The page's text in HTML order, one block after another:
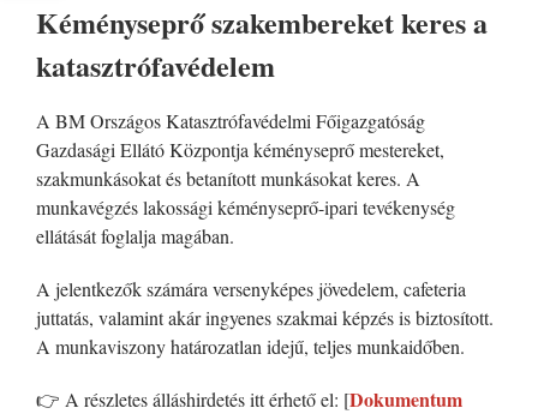
Kéményseprő szakembereket keres a
katasztrófavédelem
A BM Országos Katasztrófavédelmi Főigazgatóság
Gazdasági Ellátó Központja kéményseprő mestereket,
szakmunkásokat és betanított munkásokat keres. A
munkavégzés lakossági kéményseprő-ipari tevékenység
ellátását foglalja magában.
A jelentkezők számára versenyképes jövedelem, cafeteria
juttatás, valamint akár ingyenes szakmai képzés is biztosított.
A munkaviszony határozatlan idejű, teljes munkaidőben.
👉 A részletes álláshirdetés itt érhető el: [Dokumentum